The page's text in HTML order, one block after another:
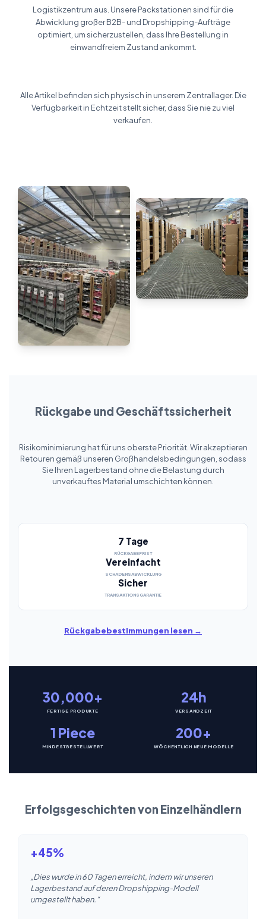
Logistikzentrum aus. Unsere Packstationen sind für die
Abwicklung großer B2B- und Dropshipping-Aufträge
optimiert, um sicherzustellen, dass Ihre Bestellung in
einwandfreiem Zustand ankommt.
Alle Artikel befinden sich physisch in unserem Zentrallager. Die
Verfügbarkeit in Echtzeit stellt sicher, dass Sie nie zu viel
verkaufen.
Rückgabe und Geschäftssicherheit
Risikominimierung hat für uns oberste Priorität. Wir akzeptieren
Retouren gemäß unseren Großhandelsbedingungen, sodass
Sie Ihren Lagerbestand ohne die Belastung durch
unverkauftes Material umschichten können.
7 Tage
RÜCKGABEFRIST
Vereinfacht
SCHADENSABWICKLUNG
Sicher
TRANSAKTIONSGARANTIE
Rückgabebestimmungen lesen →
30,000+
FERTIGE PRODUKTE
24h
VERSANDZEIT
1 Piece
MINDESTBESTELLWERT
200+
WÖCHENTLICH NEUE MODELLE
Erfolgsgeschichten von Einzelhändlern
+45%
„Dies wurde in 60 Tagen erreicht, indem wir unseren
Lagerbestand auf deren Dropshipping-Modell
umgestellt haben.“